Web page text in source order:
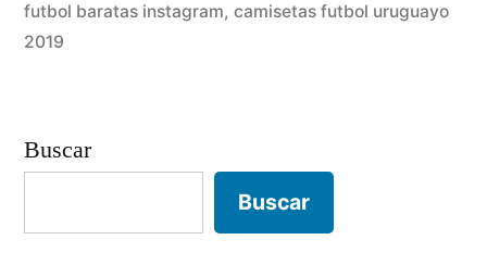
futbol baratas instagram, camisetas futbol uruguayo
2019
Buscar
Buscar